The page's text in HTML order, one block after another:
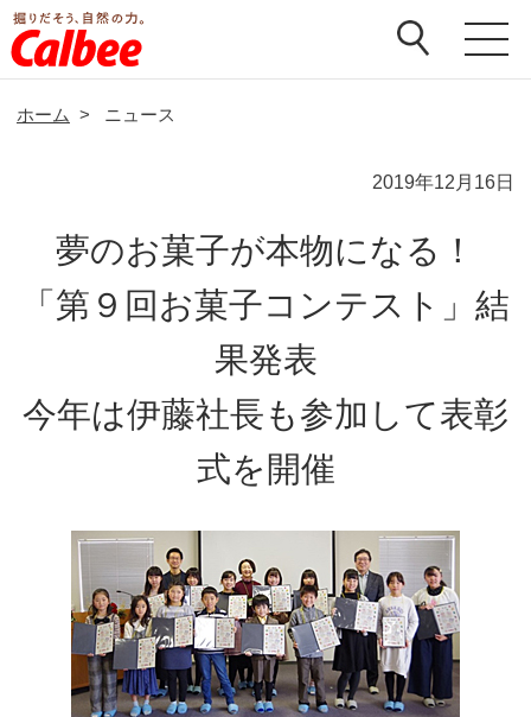
ホーム > ニュース
2019年12月16日
夢のお菓子が本物になる！
「第９回お菓子コンテスト」結
果発表
今年は伊藤社長も参加して表彰
式を開催